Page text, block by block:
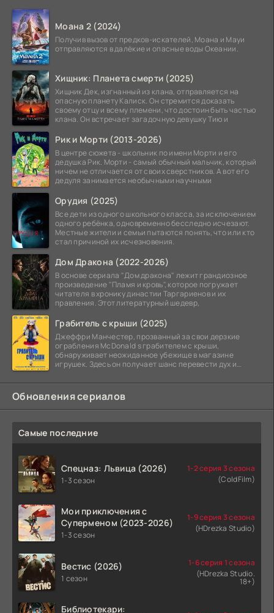
Моана 2 (2024)
Получив вызов от предков-искателей, Моана и Мауи
отправляются в далёкие и опасные воды Океании.
Хищник: Планета смерти (2025)
Хищник Дек, изгнанный из клана, отправляется на
опасную планету Калиск. Он стремится доказать
своему отцу и всему племени, что достоин быть частью
клана. Он встречает загадочную девушку Тию и
Рик и Морти (2013-2026)
В центре сюжета - школьник по имени Морти и его
дедушка Рик. Морти - самый обычный мальчик, который
ничем не отличается от своих сверстников. А вот его
дедуля занимается необычными научными
Орудия (2025)
Все дети из одного школьного класса, за исключением
одного ребёнка, одновременно бесследно исчезают.
Местные жители и семьи пытаются понять, что или кто
стал причиной их исчезновения.
Дом Дракона (2022-2026)
В основе сериала "Дом дракона" лежит грандиозное
произведение "Пламя и кровь", которое погружает
читателя в хронику династии Таргариенов и их
правления. Этот литературный шедевр,
Грабитель с крыши (2025)
Джеффри Манчестер, прозванный за свои дерзкие
ограбления McDonald s грабителем с крыши,
обнаруживает неожиданное убежище в магазине
игрушек. Здесь он получает шанс перевести дух и
Обновления сериалов
Самые последние
Спецназ: Львица (2026)
1-3 сезон
1-2 серия 3 сезона
(ColdFilm)
Мои приключения с
Суперменом (2023-2026)
1-3 сезон
1-9 серия 3 сезона
(HDrezka Studio)
Вестис (2026)
1 сезон
1-6 серия 1 сезона
(HDrezka Studio.
18+)
Библиотекари: